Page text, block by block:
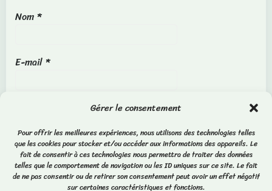
Gérer le consentement
Pour offrir les meilleures expériences, nous utilisons des technologies telles
que les cookies pour stocker et/ou accéder aux informations des appareils. Le
fait de consentir à ces technologies nous permettra de traiter des données
telles que le comportement de navigation ou les ID uniques sur ce site. Le fait
de ne pas consentir ou de retirer son consentement peut avoir un effet négatif
sur certaines caractéristiques et fonctions.
Nom *
E-mail *